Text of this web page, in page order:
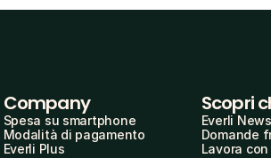
Company
Spesa su smartphone
Modalità di pagamento
Everli Plus
Scopri
Everli News
Domande
Lavora con